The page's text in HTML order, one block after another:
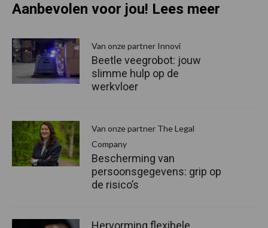
Aanbevolen voor jou! Lees meer
Van onze partner Innovi
Beetle veegrobot: jouw
slimme hulp op de
werkvloer
Van onze partner The Legal
Company
Bescherming van
persoonsgegevens: grip op
de risico’s